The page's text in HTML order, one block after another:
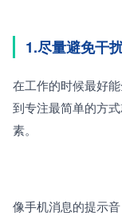
1.尽量避免干
在工作的时候最好
到专注最简单的方
素。
像手机消息的提示